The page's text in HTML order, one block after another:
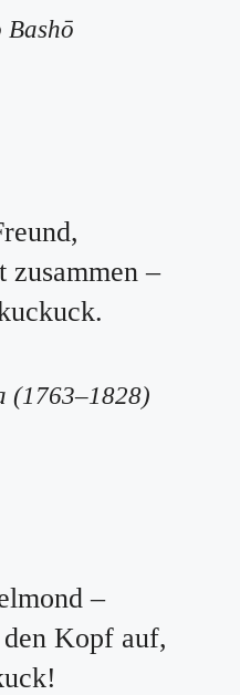
Bashō
zusammen –
(1763–1828)
–
Kopf auf,